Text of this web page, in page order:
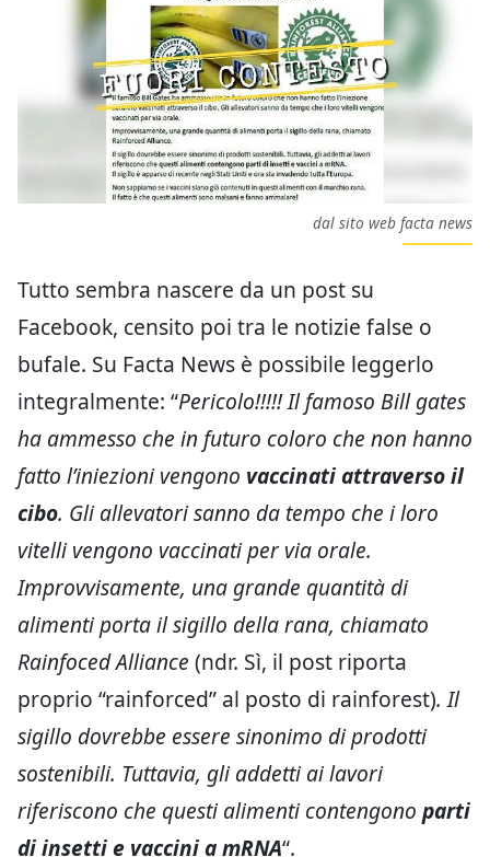
dal sito web facta news
Tutto sembra nascere da un post su
Facebook, censito poi tra le notizie false o
bufale. Su Facta News è possibile leggerlo
integralmente: “Pericolo!!!!! Il famoso Bill gates
ha ammesso che in futuro coloro che non hanno
fatto l’iniezioni vengono vaccinati attraverso il
cibo. Gli allevatori sanno da tempo che i loro
vitelli vengono vaccinati per via orale.
Improvvisamente, una grande quantità di
alimenti porta il sigillo della rana, chiamato
Rainfoced Alliance (ndr. Sì, il post riporta
proprio “rainforced” al posto di rainforest). Il
sigillo dovrebbe essere sinonimo di prodotti
sostenibili. Tuttavia, gli addetti ai lavori
riferiscono che questi alimenti contengono parti
di insetti e vaccini a mRNA“.